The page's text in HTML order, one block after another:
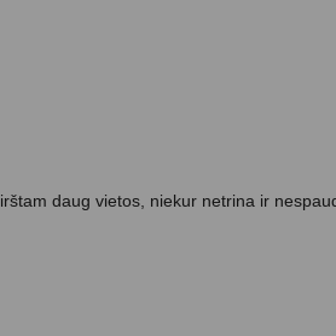
daug vietos, niekur netrina ir